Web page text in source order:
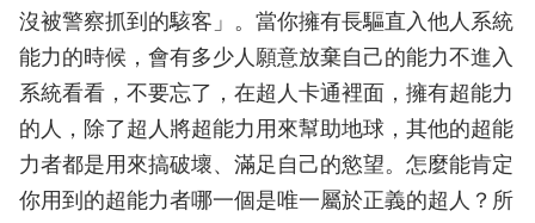
沒被警察抓到的駭客」。當你擁有長驅直入他人系統
能力的時候，會有多少人願意放棄自己的能力不進入
系統看看，不要忘了，在超人卡通裡面，擁有超能力
的人，除了超人將超能力用來幫助地球，其他的超能
力者都是用來搞破壞、滿足自己的慾望。怎麼能肯定
你用到的超能力者哪一個是唯一屬於正義的超人？所